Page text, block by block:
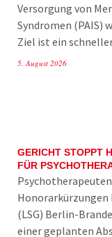
Versorgung von
Syndromen (PAIS)
Ziel ist ein
5. August 2026
GERICHT STOPPT
FÜR
Honorarkürzungen
(LSG) Berlin-
einer geplanten